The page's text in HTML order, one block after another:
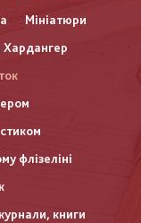
Мініатюри
Хардангер
флізеліні
книги